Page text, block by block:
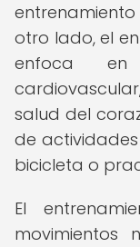
otro lado, el
enfoca en
salud del
de
bicicleta o
El
movimientos